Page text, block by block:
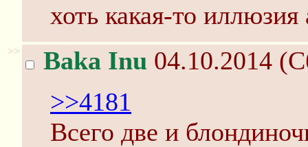
хоть какая-то иллюзия
>> Baka Inu 04.10.2014
>>4181
Всего две и